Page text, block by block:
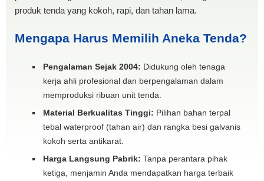
produk tenda yang kokoh, rapi, dan tahan lama.
Mengapa Harus Memilih Aneka Tenda?
Pengalaman Sejak 2004: Didukung oleh tenaga
kerja ahli profesional dan berpengalaman dalam
memproduksi ribuan unit tenda.
Material Berkualitas Tinggi: Pilihan bahan terpal
tebal waterproof (tahan air) dan rangka besi galvanis
kokoh serta antikarat.
Harga Langsung Pabrik: Tanpa perantara pihak
ketiga, menjamin Anda mendapatkan harga terbaik